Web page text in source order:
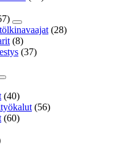
(28)
(8)
(37)
(40)
(56)
(60)